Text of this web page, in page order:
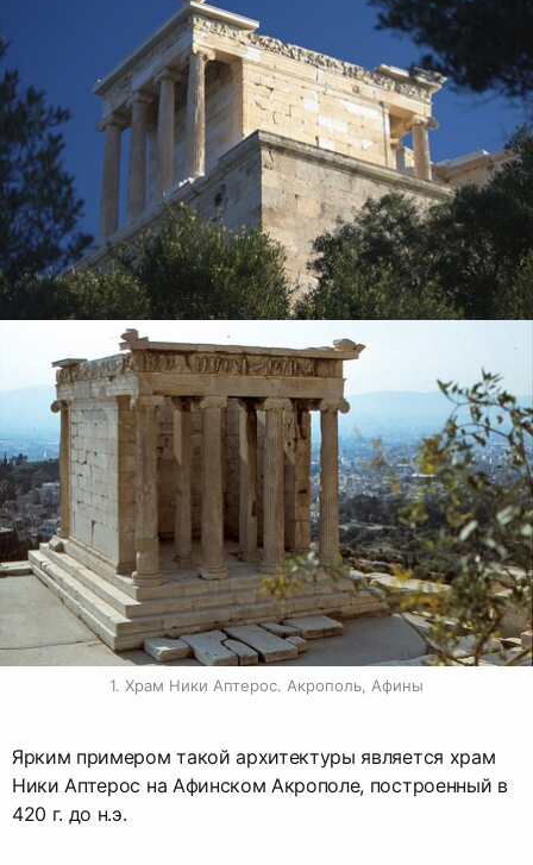
1. Храм Ники Аптерос. Акрополь, Афины
Ярким примером такой архитектуры является храм
Ники Аптерос на Афинском Акрополе, построенный в
420 г. до н.э.